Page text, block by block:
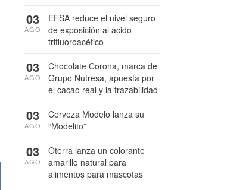
EFSA reduce el nivel seguro
de exposición al ácido
trifluoroacético
03
AGO
Chocolate Corona, marca de
Grupo Nutresa, apuesta por
el cacao real y la trazabilidad
03
AGO
Cerveza Modelo lanza su
“Modelito”
03
AGO
Oterra lanza un colorante
amarillo natural para
alimentos para mascotas
03
AGO